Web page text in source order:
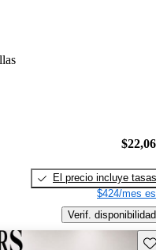
El precio incluye tasas
$424/mes
Verif. disponibilidad